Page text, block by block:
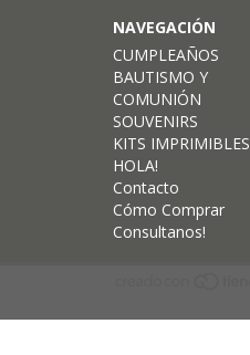
NAVEGACIÓN
CUMPLEAÑOS
BAUTISMO Y
COMUNIÓN
SOUVENIRS
KITS IMPRIMIBLES
HOLA!
Contacto
Cómo Comprar
Consultanos!